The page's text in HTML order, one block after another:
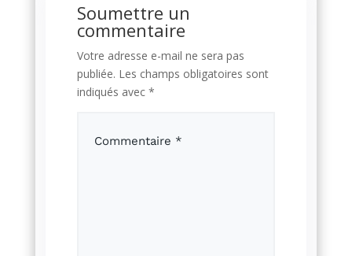
Soumettre un
commentaire
Votre adresse e-mail ne sera pas
publiée. Les champs obligatoires sont
indiqués avec *